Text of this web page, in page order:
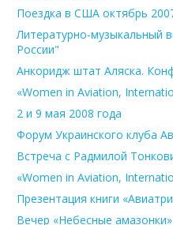
Поездка в США октябрь
Литературно-музыкальный
России"
Анкоридж штат Аляска.
«Women in Aviation,
2 и 9 мая 2008 года
Форум Украинского клуба
Встреча с Радмилой
«Women in Aviation,
Презентация книги
Вечер «Небесные амазонки»